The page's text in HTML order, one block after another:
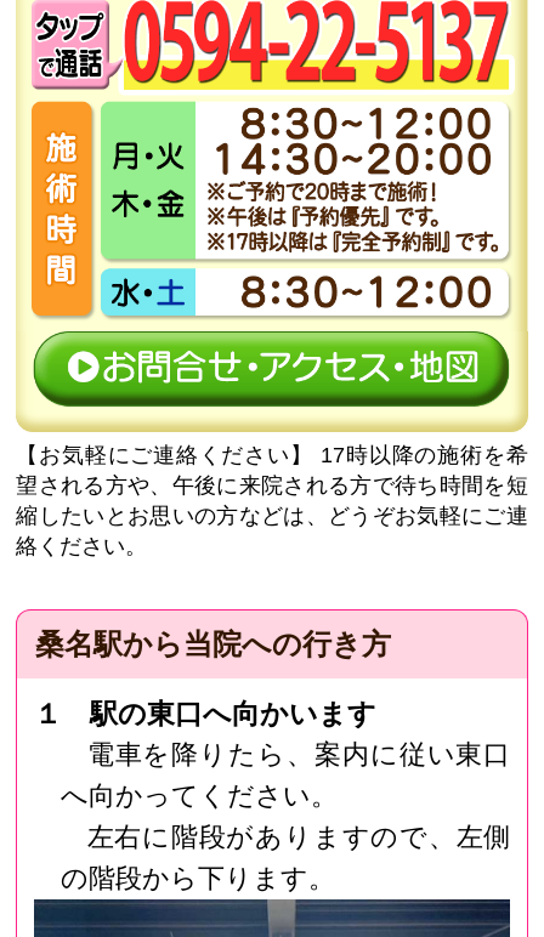
【お気軽にご連絡ください】
17時以降の施術を希
望される方や、午後に来院される方で待ち時間を短
縮したいとお思いの方などは、どうぞお気軽にご連
絡ください。
桑名駅から当院への行き方
１ 駅の東口へ向かいます
電車を降りたら、案内に従い東口
へ向かってください。
左右に階段がありますので、左側
の階段から下ります。